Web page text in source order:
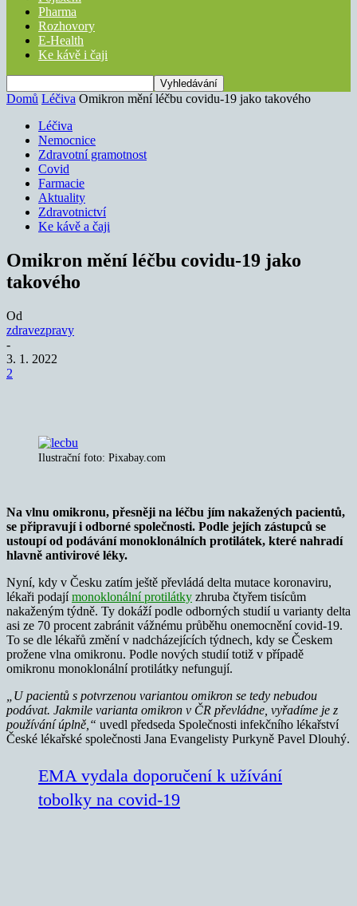
Pharma
Rozhovory
E-Health
Ke kávě i čaji
Domů Léčiva Omikron mění léčbu covidu-19 jako takového
Léčiva
Nemocnice
Zdravotní gramotnost
Covid
Farmacie
Aktuality
Zdravotnictví
Ke kávě a čaji
Omikron mění léčbu covidu-19 jako
takového
Od
zdravezpravy
-
3. 1. 2022
2
Ilustrační foto: Pixabay.com
Na vlnu omikronu, přesněji na léčbu jím nakažených pacientů,
se připravují i odborné společnosti. Podle jejích zástupců se
ustoupí od podávání monoklonálních protilátek, které nahradí
hlavně antivirové léky.
Nyní, kdy v Česku zatím ještě převládá delta mutace koronaviru,
lékaři podajímonoklonální protilátky zhruba čtyřem tisícům
nakaženým týdně. Ty dokáží podle odborných studií u varianty delta
asi ze 70 procent zabránit vážnému průběhu onemocnění covid-19.
To se dle lékařů změní v nadcházejících týdnech, kdy se Českem
prožene vlna omikronu. Podle nových studií totiž v případě
omikronu monoklonální protilátky nefungují.
„U pacientů s potvrzenou variantou omikron se tedy nebudou
podávat. Jakmile varianta omikron v ČR převládne, vyřadíme je z
používání úplně,“ uvedl předseda Společnosti infekčního lékařství
České lékařské společnosti Jana Evangelisty Purkyně Pavel Dlouhý.
EMA vydala doporučení k užívání
tobolky na covid-19